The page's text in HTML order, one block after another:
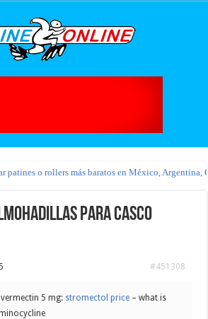
patines o rollers más baratos en México, Argentina,
para casco
#451308
5 mg: stromectol price – what is